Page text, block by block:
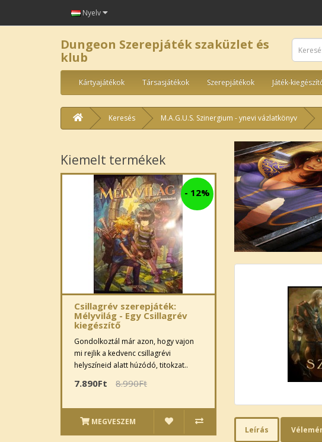
Nyelv
Dungeon Szerepjáték szaküzlet és
klub
Kártyajátékok Társasjátékok Szerepjátékok Játék-
Keresés M.A.G.U.S. Szinergium - ynevi vázlatkönyv
Kiemelt termékek
- 12%
Csillagrév szerepjáték:
Mélyvilág - Egy Csillagrév
kiegészítő
Gondolkoztál már azon, hogy vajon
mi rejlik a kedvenc csillagrévi
helyszíneid alatt húzódó, titokzat..
7.890Ft 8.990Ft
MEGVESZEM
Leírás